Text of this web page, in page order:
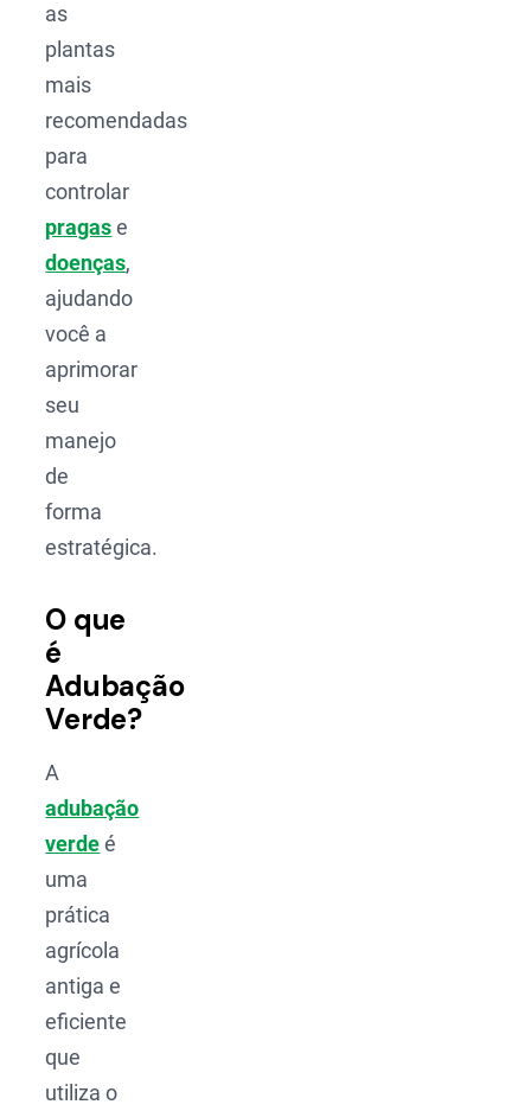
as
plantas
mais
recomendadas
para
controlar
pragase
doenças,
ajudando
você a
aprimorar
seu
manejo
de
forma
estratégica.
O que
é
Adubação
Verde?
A
adubação
verdeé
uma
prática
agrícola
antiga e
eficiente
que
utiliza o